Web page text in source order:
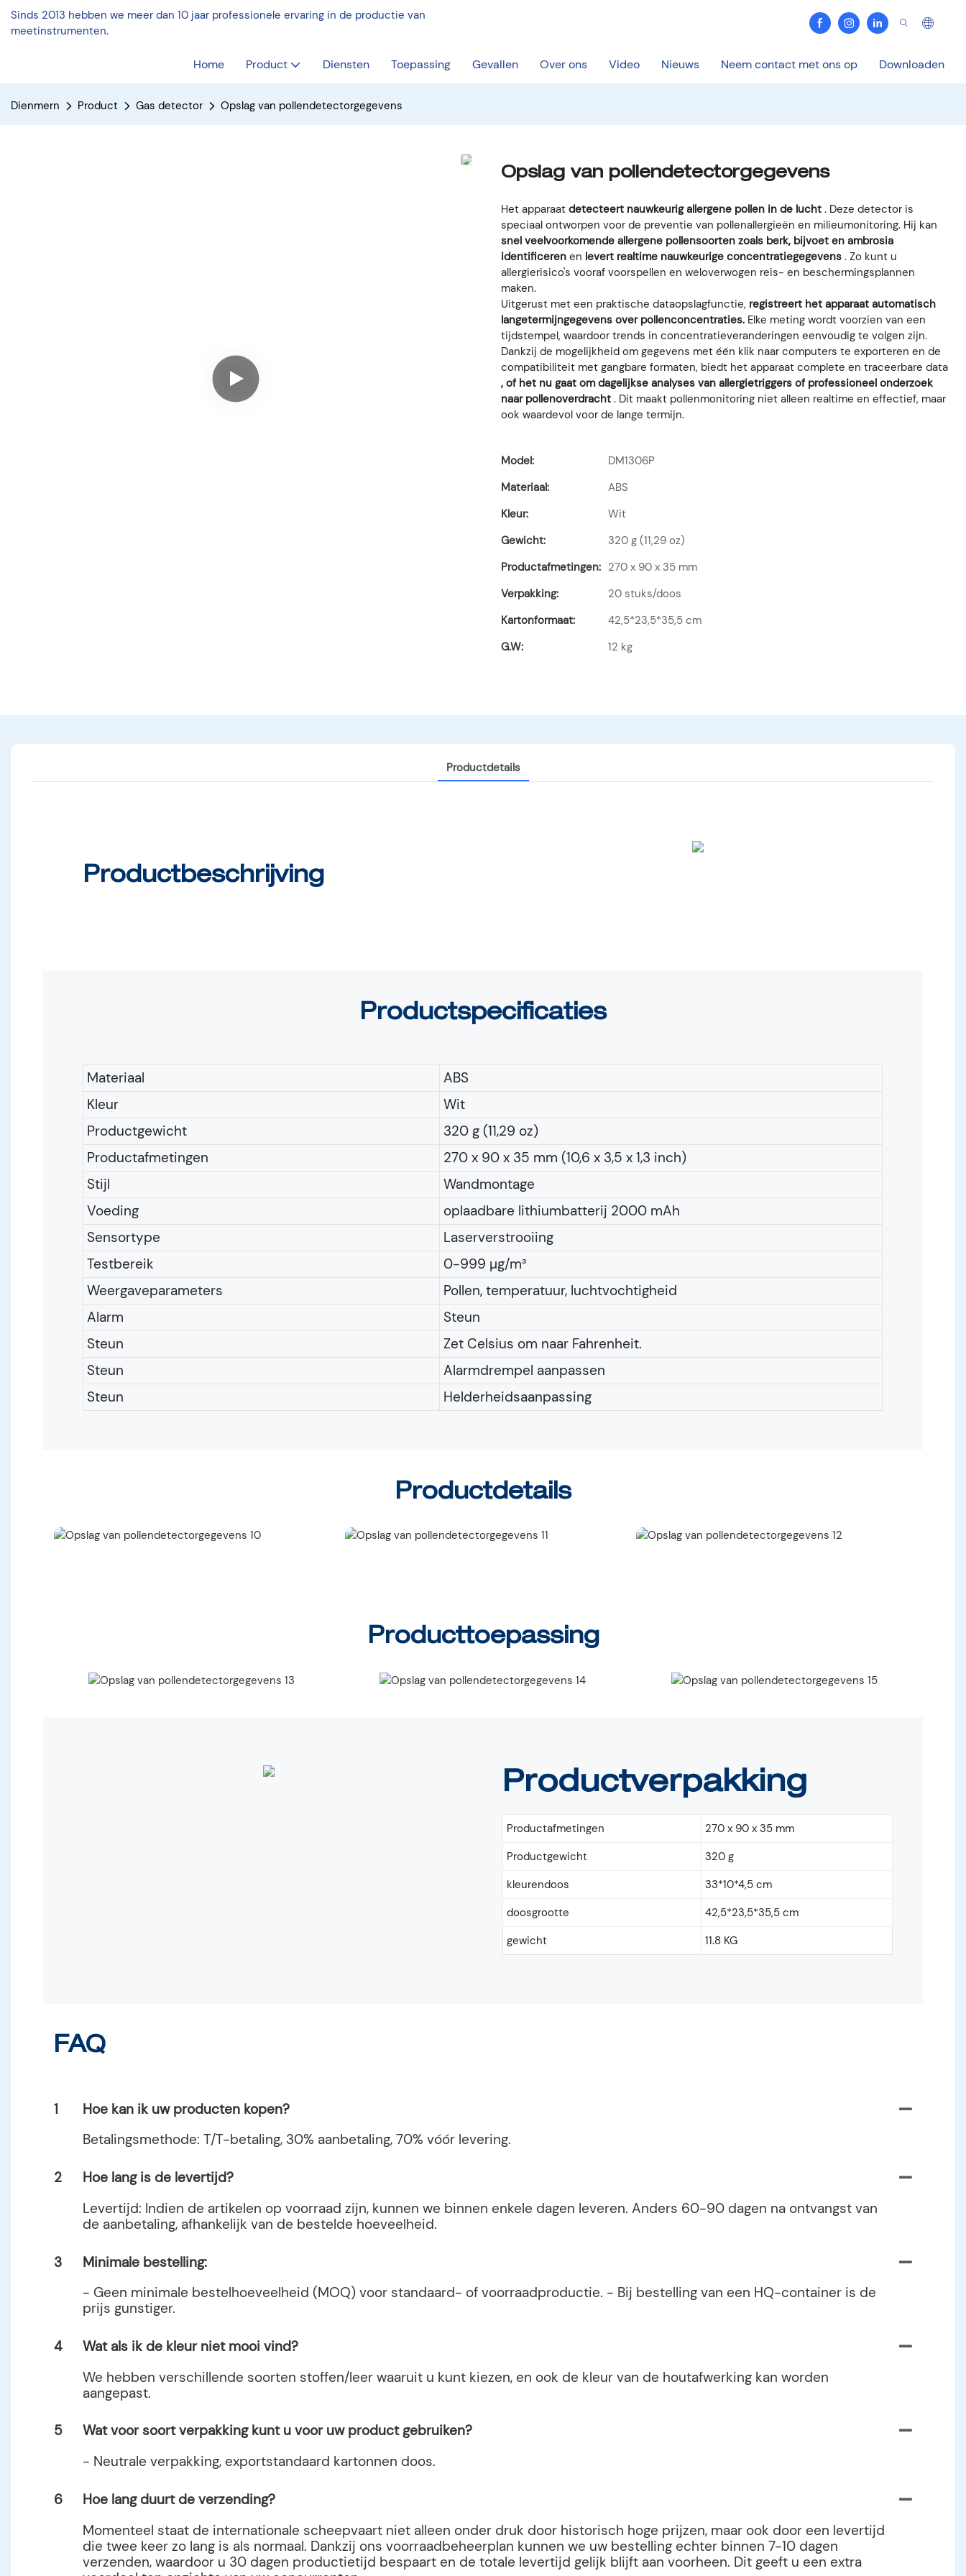
Sinds 2013 hebben we meer dan 10 jaar professionele ervaring in de productie van
meetinstrumenten.
Home Product Diensten Toepassing Gevallen Over ons Video Nieuws Neem contact met ons op Downloaden
Dienmern Product Gas detector Opslag van pollendetectorgegevens
Opslag van pollendetectorgegevens
Het apparaat detecteert nauwkeurig allergene pollen in de lucht . Deze detector is
speciaal ontworpen voor de preventie van pollenallergieën en milieumonitoring. Hij kan
snel veelvoorkomende allergene pollensoorten zoals berk, bijvoet en ambrosia
identificeren en levert realtime nauwkeurige concentratiegegevens . Zo kunt u
allergierisico's vooraf voorspellen en weloverwogen reis- en beschermingsplannen
maken.
Uitgerust met een praktische dataopslagfunctie, registreert het apparaat automatisch
langetermijngegevens over pollenconcentraties. Elke meting wordt voorzien van een
tijdstempel, waardoor trends in concentratieveranderingen eenvoudig te volgen zijn.
Dankzij de mogelijkheid om gegevens met één klik naar computers te exporteren en de
compatibiliteit met gangbare formaten, biedt het apparaat complete en traceerbare data
, of het nu gaat om dagelijkse analyses van allergietriggers of professioneel onderzoek
naar pollenoverdracht . Dit maakt pollenmonitoring niet alleen realtime en effectief, maar
ook waardevol voor de lange termijn.
Model:
DM1306P
Materiaal:
ABS
Kleur:
Wit
Gewicht:
320 g (11,29 oz)
Productafmetingen: 270 x 90 x 35 mm
Verpakking:
20 stuks/doos
Kartonformaat:
42,5*23,5*35,5 cm
G.W:
12 kg
Productdetails
Productbeschrijving
Productspecificaties
Materiaal
ABS
Kleur
Wit
Productgewicht
320 g (11,29 oz)
Productafmetingen
270 x 90 x 35 mm (10,6 x 3,5 x 1,3 inch)
Stijl
Wandmontage
Voeding
oplaadbare lithiumbatterij 2000 mAh
Sensortype
Laserverstrooiing
Testbereik
0-999 µg/m³
Weergaveparameters
Pollen, temperatuur, luchtvochtigheid
Alarm
Steun
Steun
Zet Celsius om naar Fahrenheit.
Steun
Alarmdrempel aanpassen
Steun
Helderheidsaanpassing
Productdetails
Producttoepassing
Productverpakking
Productafmetingen
270 x 90 x 35 mm
Productgewicht
320 g
kleurendoos
33*10*4,5 cm
doosgrootte
42,5*23,5*35,5 cm
gewicht
11.8 KG
FAQ
1
Hoe kan ik uw producten kopen?
Betalingsmethode: T/T-betaling, 30% aanbetaling, 70% vóór levering.
2
Hoe lang is de levertijd?
Levertijd: Indien de artikelen op voorraad zijn, kunnen we binnen enkele dagen leveren. Anders 60-90 dagen na ontvangst van
de aanbetaling, afhankelijk van de bestelde hoeveelheid.
3
Minimale bestelling:
- Geen minimale bestelhoeveelheid (MOQ) voor standaard- of voorraadproductie. - Bij bestelling van een HQ-container is de
prijs gunstiger.
4
Wat als ik de kleur niet mooi vind?
We hebben verschillende soorten stoffen/leer waaruit u kunt kiezen, en ook de kleur van de houtafwerking kan worden
aangepast.
5
Wat voor soort verpakking kunt u voor uw product gebruiken?
- Neutrale verpakking, exportstandaard kartonnen doos.
6
Hoe lang duurt de verzending?
Momenteel staat de internationale scheepvaart niet alleen onder druk door historisch hoge prijzen, maar ook door een levertijd
die twee keer zo lang is als normaal. Dankzij ons voorraadbeheerplan kunnen we uw bestelling echter binnen 7-10 dagen
verzenden, waardoor u 30 dagen productietijd bespaart en de totale levertijd gelijk blijft aan voorheen. Dit geeft u een extra